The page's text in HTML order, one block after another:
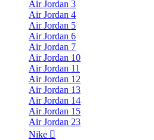
Air Jordan 3
Air Jordan 4
Air Jordan 5
Air Jordan 6
Air Jordan 7
Air Jordan 10
Air Jordan 11
Air Jordan 12
Air Jordan 13
Air Jordan 14
Air Jordan 15
Air Jordan 23
Nike